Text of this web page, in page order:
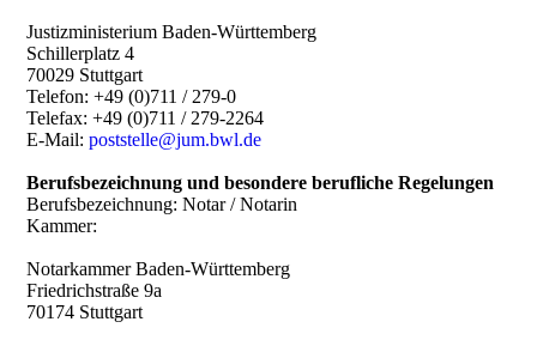
Justizministerium Baden-Württemberg
Schillerplatz 4
70029 Stuttgart
Telefon: +49 (0)711 / 279-0
Telefax: +49 (0)711 / 279-2264
E-Mail:poststelle@jum.bwl.de
Berufsbezeichnung und besondere berufliche Regelungen
Berufsbezeichnung: Notar / Notarin
Kammer:
Notarkammer Baden-Württemberg
Friedrichstraße 9a
70174 Stuttgart